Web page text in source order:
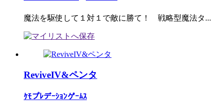
魔法を駆使して１対１で敵に勝て！ 戦略型魔法タ...
ReviveIV&ペンタ
ｹﾓプﾚデｰｼｮﾝゲｰﾑｽ